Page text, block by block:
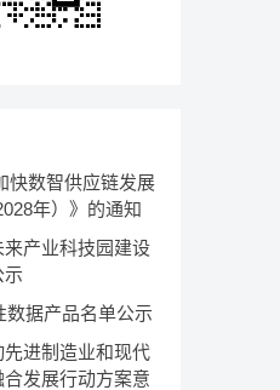
快数智供应链发展
年）》的通知
产业科技园建设
示
数据产品名单公示
进制造业和现代
发展行动方案意